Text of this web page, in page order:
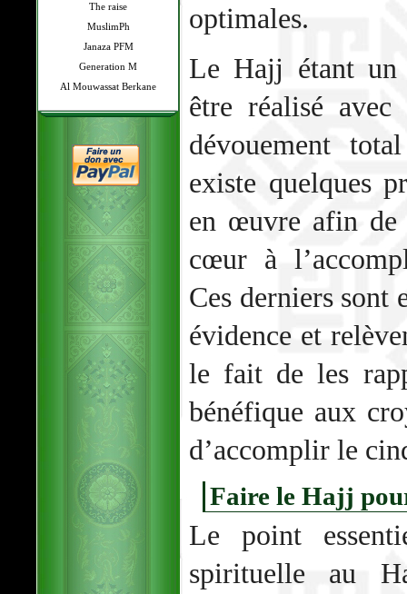
The raise
MuslimPh
Janaza PFM
Generation M
Al Mouwassat Berkane
optimales.
Le Hajj étant un
être réalisé
dévouement
existe quelques
en œuvre afin de
cœur à
Ces derniers sont
évidence et
le fait de les
bénéfique aux
d’accomplir le
Faire le Hajj
Le point
spirituelle au